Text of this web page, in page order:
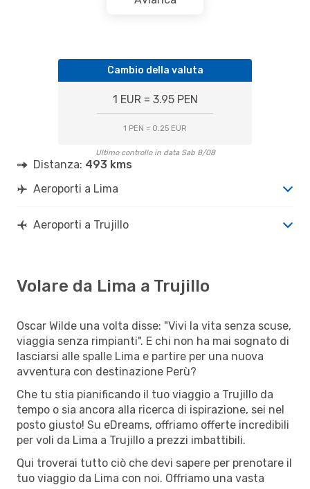
Cambio della valuta
1 EUR = 3.95 PEN
1 PEN = 0.25 EUR
Ultimo controllo in data Sab 8/08
Distanza: 493 kms
Aeroporti a Lima
Aeroporti a Trujillo
Volare da Lima a Trujillo
Oscar Wilde una volta disse: "Vivi la vita senza scuse,
viaggia senza rimpianti". E chi non ha mai sognato di
lasciarsi alle spalle Lima e partire per una nuova
avventura con destinazione Perù?
Che tu stia pianificando il tuo viaggio a Trujillo da
tempo o sia ancora alla ricerca di ispirazione, sei nel
posto giusto! Su eDreams, offriamo offerte incredibili
per voli da Lima a Trujillo a prezzi imbattibili.
Qui troverai tutto ciò che devi sapere per prenotare il
tuo viaggio da Lima con noi. Offriamo una vasta